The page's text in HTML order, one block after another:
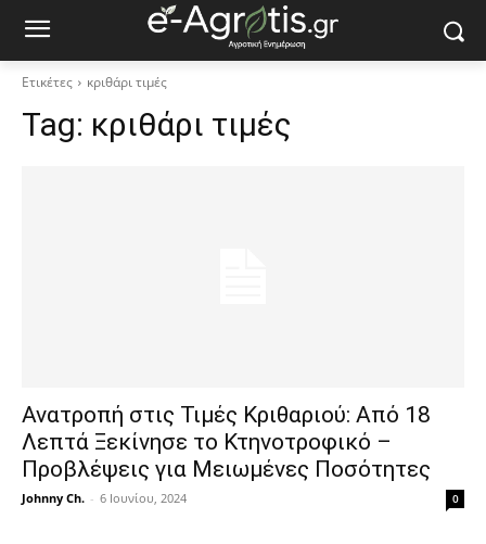
Ετικέτες κριθάρι τιμές
Tag: κριθάρι τιμές
Ανατροπή στις Τιμές Κριθαριού: Από 18
Λεπτά Ξεκίνησε το Κτηνοτροφικό –
Προβλέψεις για Μειωμένες Ποσότητες
Johnny Ch. - 6 Ιουνίου, 2024 0